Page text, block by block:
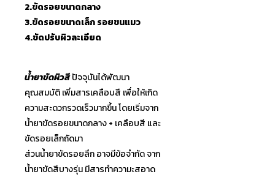
2.ขัดรอยขนาดกลาง
3.ขัดรอยขนาดเล็ก รอยขนแมว
4.ขัดปรับผิวละเอียด
น้ำยาขัดผิวสีปัจจุบันได้พัฒนา
คุณสมบัติ เพิ่มสารเคลือบสี เพื่อให้เกิด
ความสะดวกรวดเร็วมากขึ้น โดยเริ่มจาก
น้ำยาขัดรอยขนาดกลาง + เคลือบสี และ
ขัดรอยเล็กถัดมา
ส่วนน้ำยาขัดรอยลึก อาจมีข้อจำกัด จาก
น้ำยาขัดสีบางรุ่น มีสารทำความะสอาด